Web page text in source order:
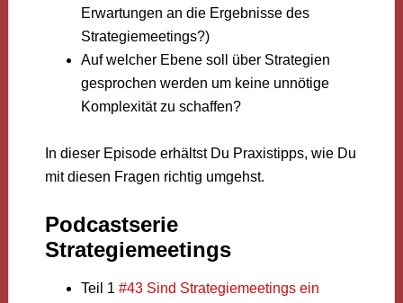
Erwartungen an die Ergebnisse des
Strategiemeetings?)
Auf welcher Ebene soll über Strategien
gesprochen werden um keine unnötige
Komplexität zu schaffen?
In dieser Episode erhältst Du Praxistipps, wie Du
mit diesen Fragen richtig umgehst.
Podcastserie
Strategiemeetings
Teil 1 #43 Sind Strategiemeetings ein